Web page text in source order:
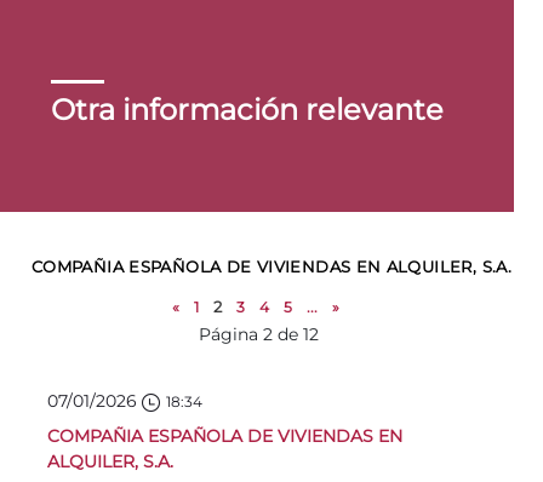
Otra información relevante
COMPAÑIA ESPAÑOLA DE VIVIENDAS EN ALQUILER, S.A.
« 1 2 3 4 5 ... »
Página 2 de 12
07/01/2026 18:34
COMPAÑIA ESPAÑOLA DE VIVIENDAS EN
ALQUILER, S.A.